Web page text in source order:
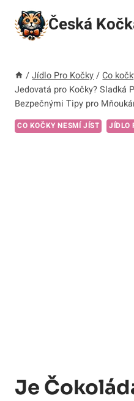
Přeskočit
obsah
Česká
/ Jídlo Pro Kočky / Co
Jedovatá pro Kočky? Sladká
Bezpečnými Tipy pro
CO KOČKY NESMÍ JÍST JÍDLO
Je